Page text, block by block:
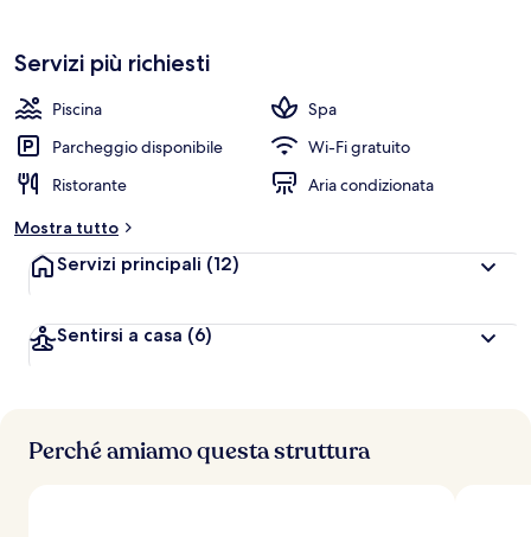
Servizi più richiesti
Piscina
Spa
Parcheggio disponibile
Wi-Fi gratuito
Ristorante
Aria condizionata
Mostra tutto
Servizi principali (12)
Sentirsi a casa (6)
Perché amiamo questa struttura